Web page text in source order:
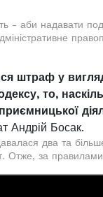
- аби надавати
штраф у
то,
Андрій Босак.
два та
Отже, за